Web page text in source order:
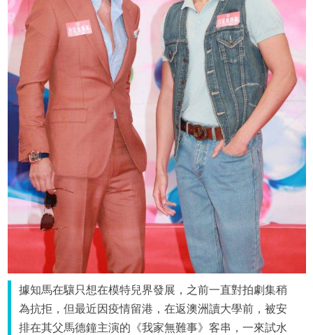
據知馬在驤只想在模特兒界發展，之前一直對拍劇集稍
為抗拒，但最近因疫情留港，在返澳洲讀大學前，被安
排在其父馬德鐘主演的《我家無難事》客串，一來試水